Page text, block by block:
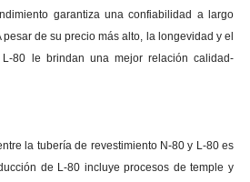
garantiza una confiabilidad a largo
de su precio más alto, la longevidad y el
80 le brindan una mejor relación calidad-
la tubería de revestimiento N-80 y L-80 es
de L-80 incluye procesos de temple y